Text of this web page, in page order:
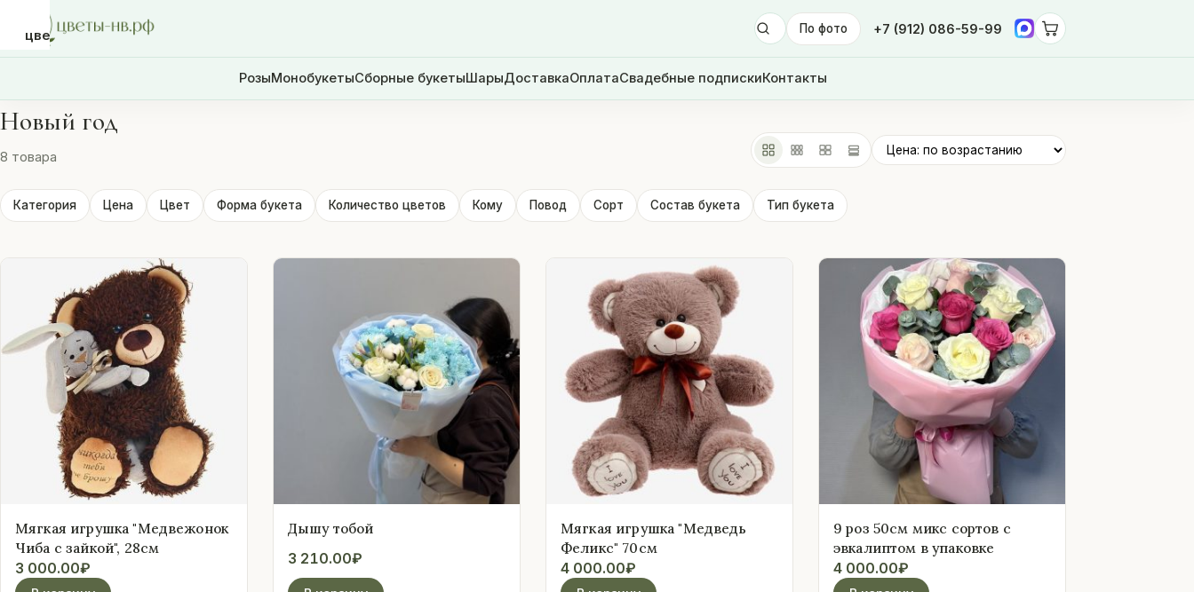
По фото +7 (912) 086-59-99
РозыМонобукетыСборные букетыШарыДоставкаОплатаСвадебные подпискиКонтакты
цветы-
нв.рф
Розы
Сборные
Шары
Доставка
Оплата
Свадебные
подписки
Контакты
Новый год
8 товара
Категория Цена Цвет Форма букета Количество цветов Кому Повод Сорт Состав букета Тип букета
Мягкая игрушка "Медвежонок
Чиба с зайкой", 28см
3 000.00₽
Дышу тобой
3 210.00₽
Мягкая игрушка "Медведь
Феликс" 70см
4 000.00₽
9 роз 50см микс сортов с
эвкалиптом в упаковке
4 000.00₽